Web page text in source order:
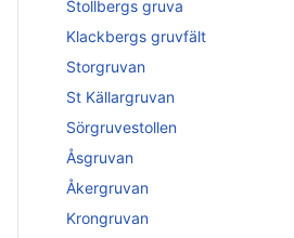
Stollbergs gruva
Klackbergs gruvfält
Storgruvan
St Källargruvan
Sörgruvestollen
Åsgruvan
Åkergruvan
Krongruvan